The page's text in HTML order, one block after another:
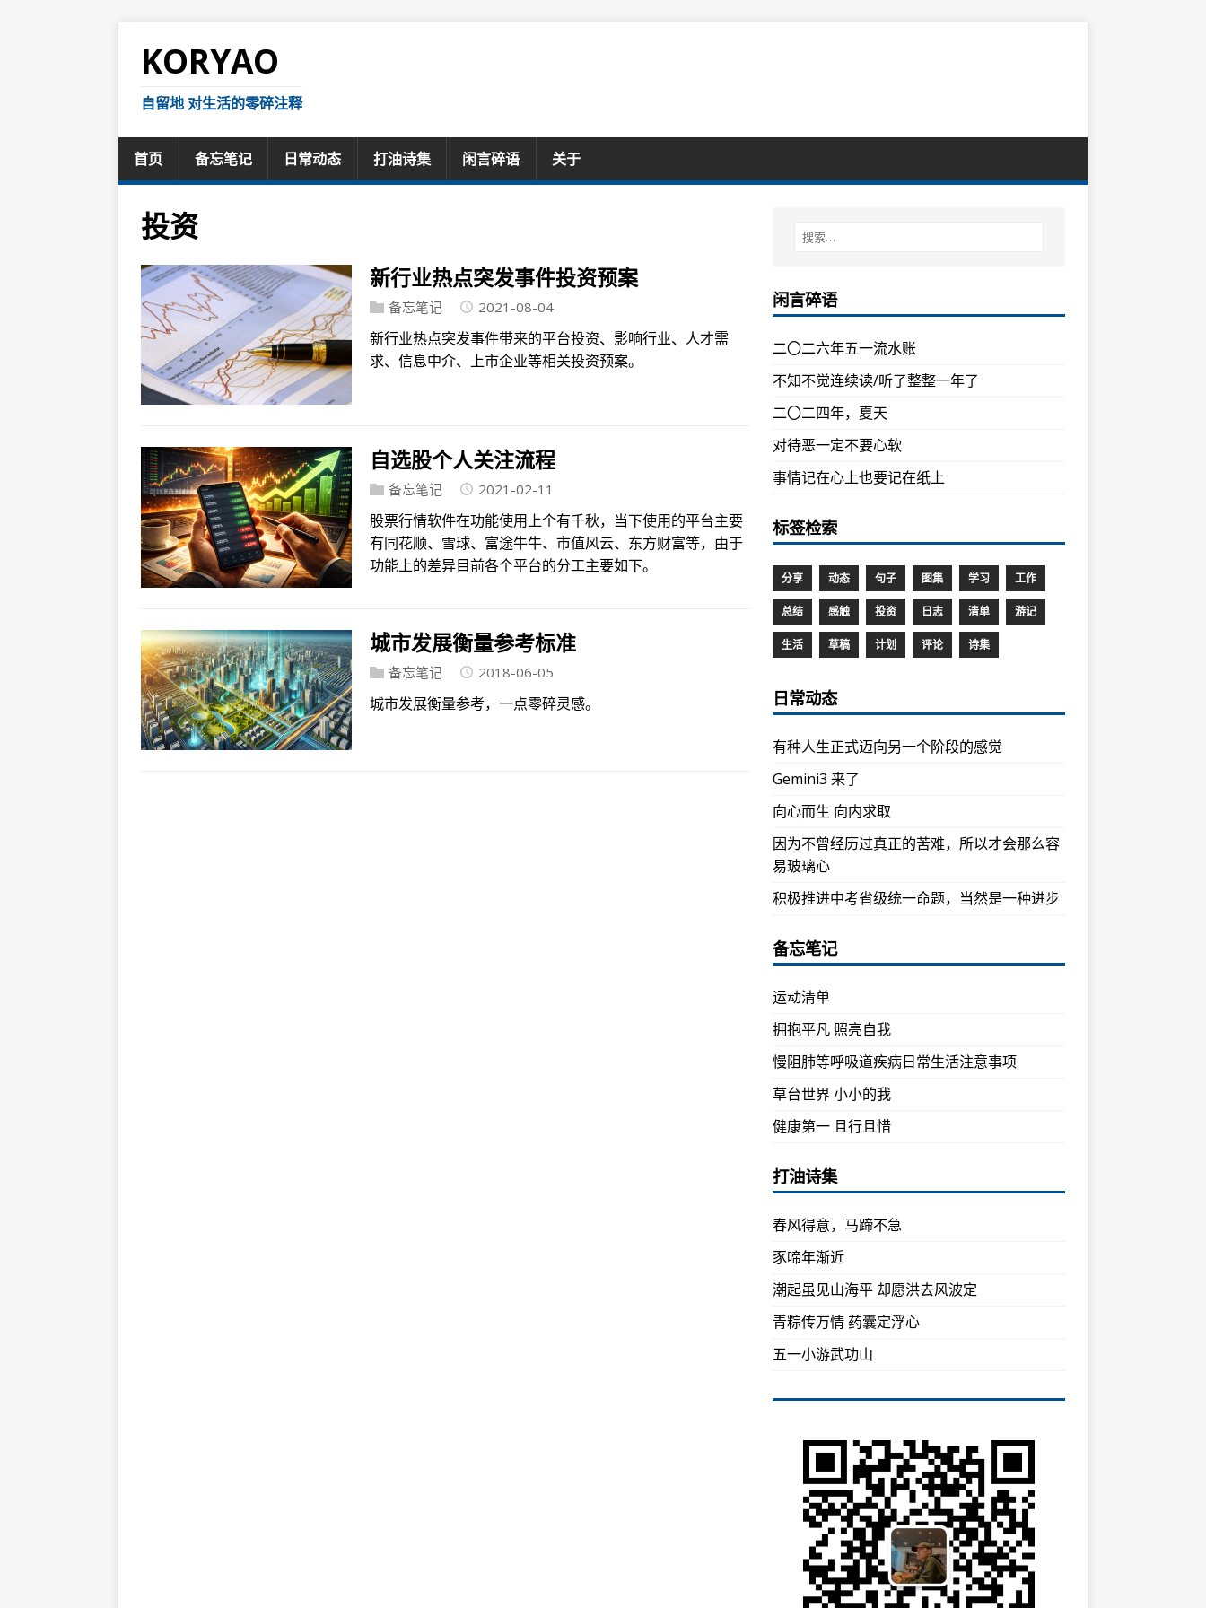
KORYAO
自留地 对生活的零碎注释
首页 备忘笔记 日常动态 打油诗集 闲言碎语 关于
投资
新行业热点突发事件投资预案
备忘笔记 2021-08-04
新行业热点突发事件带来的平台投资、影响行业、人才需
求、信息中介、上市企业等相关投资预案。
自选股个人关注流程
备忘笔记 2021-02-11
股票行情软件在功能使用上个有千秋，当下使用的平台主要
有同花顺、雪球、富途牛牛、市值风云、东方财富等，由于
功能上的差异目前各个平台的分工主要如下。
城市发展衡量参考标准
备忘笔记 2018-06-05
城市发展衡量参考，一点零碎灵感。
闲言碎语
二〇二六年五一流水账
不知不觉连续读/听了整整一年了
二〇二四年，夏天
对待恶一定不要心软
事情记在心上也要记在纸上
标签检索
分享 动态 句子 图集 学习 工作
总结 感触 投资 日志 清单 游记
生活 草稿 计划 评论 诗集
日常动态
有种人生正式迈向另一个阶段的感觉
Gemini3 来了
向心而生 向内求取
因为不曾经历过真正的苦难，所以才会那么容
易玻璃心
积极推进中考省级统一命题，当然是一种进步
备忘笔记
运动清单
拥抱平凡 照亮自我
慢阻肺等呼吸道疾病日常生活注意事项
草台世界 小小的我
健康第一 且行且惜
打油诗集
春风得意，马蹄不急
豕啼年渐近
潮起虽见山海平 却愿洪去风波定
青粽传万情 药囊定浮心
五一小游武功山